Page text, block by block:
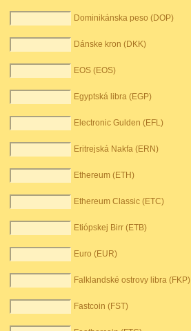
Dominikánska peso (DOP)
Dánske kron (DKK)
EOS (EOS)
Egyptská libra (EGP)
Electronic Gulden (EFL)
Eritrejská Nakfa (ERN)
Ethereum (ETH)
Ethereum Classic (ETC)
Etiópskej Birr (ETB)
Euro (EUR)
Falklandské ostrovy libra (FKP)
Fastcoin (FST)